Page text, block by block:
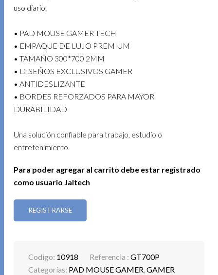
uso diario.
• PAD MOUSE GAMER TECH
• EMPAQUE DE LUJO PREMIUM
• TAMAÑO 300*700 2MM
• DISEÑOS EXCLUSIVOS GAMER
• ANTIDESLIZANTE
• BORDES REFORZADOS PARA MAYOR
DURABILIDAD
Una solución confiable para trabajo, estudio o
entretenimiento.
Para poder agregar al carrito debe estar registrado
como usuario Jaltech
REGISTRARSE
Codigo: 10918 Referencia :GT700P
Categorías: PAD MOUSE GAMER,GAMER